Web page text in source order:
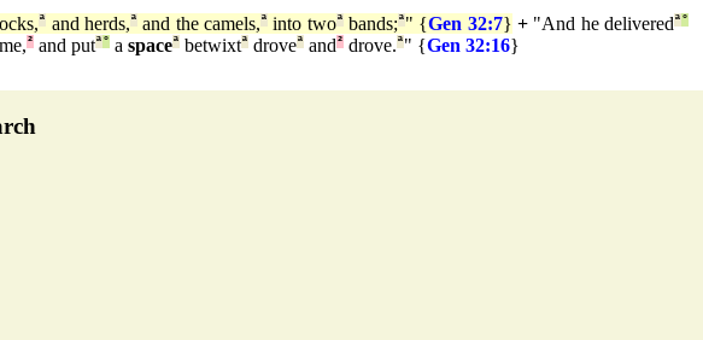
ª and herds,ª and the camels,ª into twoª bands;ª" {Gen 32:7} + "And he deliveredª°
me,² and putª° a spaceª betwixtª droveª and² drove.ª" {Gen 32:16}